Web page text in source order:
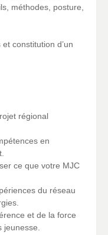
méthodes, posture,
constitution d’un
régional
en
ce que votre MJC
du réseau
et de la force
jeunesse.